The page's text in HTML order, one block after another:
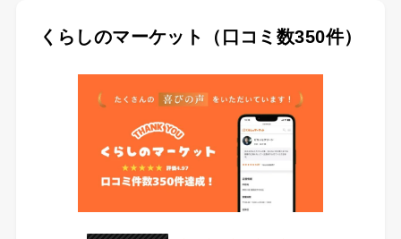
くらしのマーケット（口コミ数350件）